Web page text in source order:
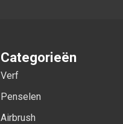
Categorieën
Verf
Penselen
Airbrush